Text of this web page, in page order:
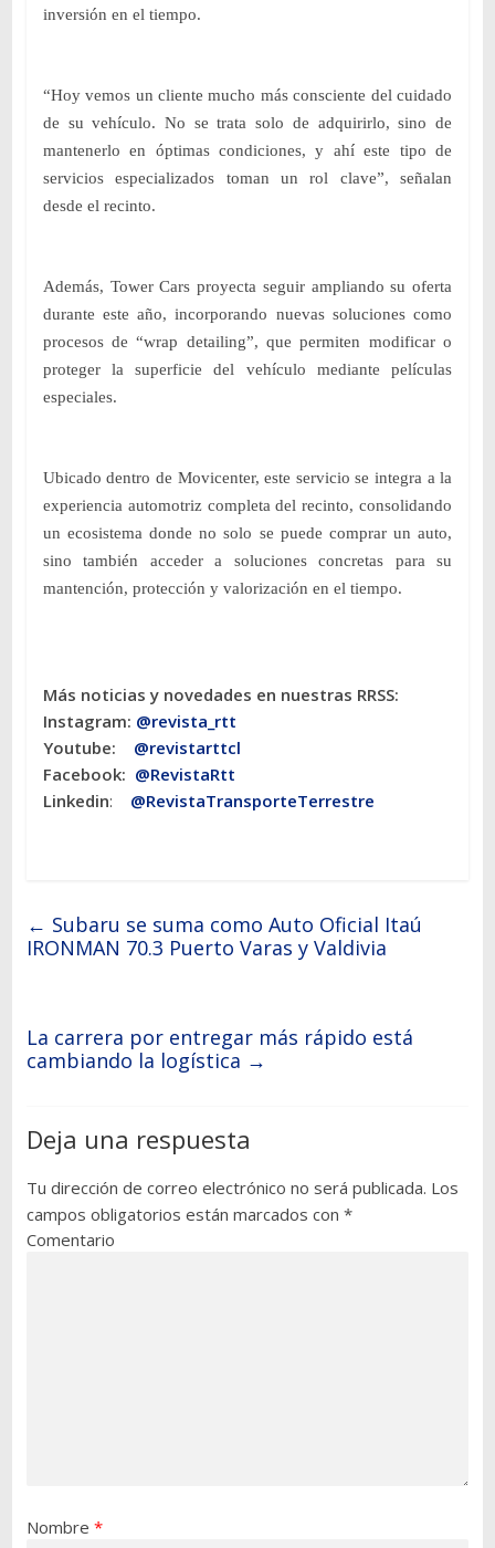
inversión en el tiempo.
“Hoy vemos un cliente mucho más consciente del cuidado
de su vehículo. No se trata solo de adquirirlo, sino de
mantenerlo en óptimas condiciones, y ahí este tipo de
servicios especializados toman un rol clave”, señalan
desde el recinto.
Además, Tower Cars proyecta seguir ampliando su oferta
durante este año, incorporando nuevas soluciones como
procesos de “wrap detailing”, que permiten modificar o
proteger la superficie del vehículo mediante películas
especiales.
Ubicado dentro de Movicenter, este servicio se integra a la
experiencia automotriz completa del recinto, consolidando
un ecosistema donde no solo se puede comprar un auto,
sino también acceder a soluciones concretas para su
mantención, protección y valorización en el tiempo.
Más noticias y novedades en nuestras RRSS:
Instagram: @revista_rtt
Youtube: @revistarttcl
Facebook: @RevistaRtt
Linkedin: @RevistaTransporteTerrestre
← Subaru se suma como Auto Oficial Itaú
IRONMAN 70.3 Puerto Varas y Valdivia
La carrera por entregar más rápido está
cambiando la logística →
Deja una respuesta
Tu dirección de correo electrónico no será publicada. Los
campos obligatorios están marcados con *
Comentario
Nombre *